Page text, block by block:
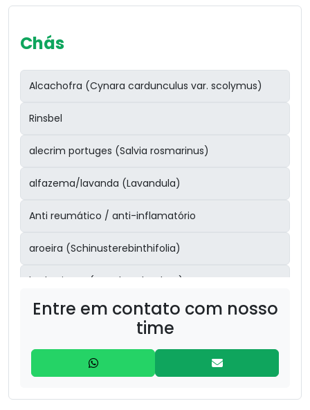
Chás
Alcachofra (Cynara cardunculus var. scolymus)
Rinsbel
alecrim portuges (Salvia rosmarinus)
alfazema/lavanda (Lavandula)
Anti reumático / anti-inflamatório
aroeira (Schinusterebinthifolia)
barbatimão (Stryphnodendron)
Boldo (Peumus boldus) – 30g
bronquite/sinusite
Cabelo de Milho (Zea mays – estilos) – 20g
Entre em contato com nosso
time